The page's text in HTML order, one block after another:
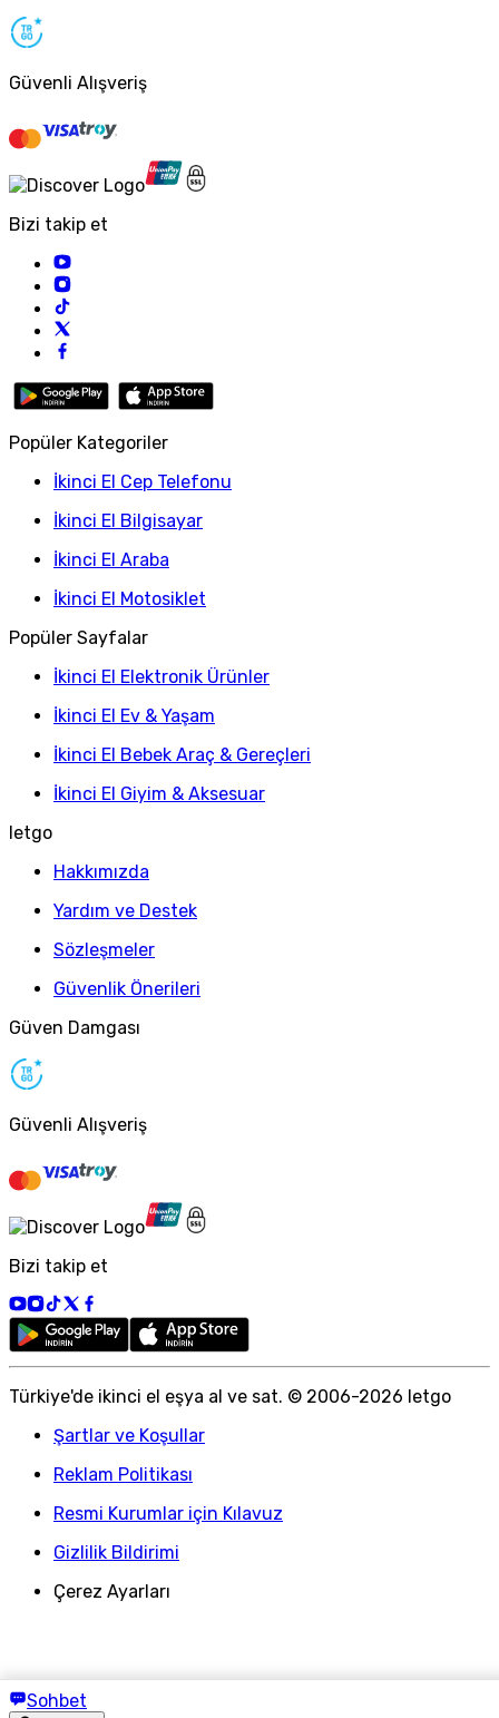
Sohbet
Güvenli Alışveriş
Bizi takip et
Popüler Kategoriler
İkinci El Cep Telefonu
İkinci El Bilgisayar
İkinci El Araba
İkinci El Motosiklet
Popüler Sayfalar
İkinci El Elektronik Ürünler
İkinci El Ev & Yaşam
İkinci El Bebek Araç & Gereçleri
İkinci El Giyim & Aksesuar
letgo
Hakkımızda
Yardım ve Destek
Sözleşmeler
Güvenlik Önerileri
Güven Damgası
Güvenli Alışveriş
Bizi takip et
Türkiye'de ikinci el eşya al ve sat. © 2006-2026 letgo
Şartlar ve Koşullar
Reklam Politikası
Resmi Kurumlar için Kılavuz
Gizlilik Bildirimi
Çerez Ayarları